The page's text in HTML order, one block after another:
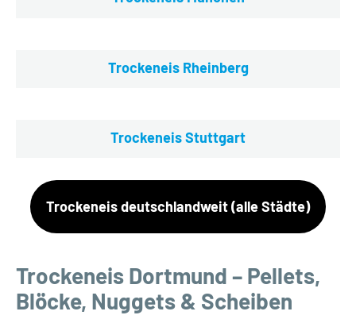
Trockeneis Rheinberg
Trockeneis Stuttgart
Trockeneis deutschlandweit (alle Städte)
Trockeneis Dortmund – Pellets,
Blöcke, Nuggets & Scheiben